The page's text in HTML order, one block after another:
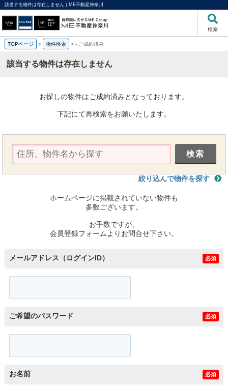
該当する物件は存在しません｜ME不動産神奈川
検索
TOPページ > 物件検索 >- ご成約済み
該当する物件は存在しません
お探しの物件はご成約済みとなっております。
下記にて再検索をお願いたします。
絞り込んで物件を探す
ホームページに掲載されていない物件も
多数ございます。
お手数ですが、
会員登録フォームよりお問合せ下さい。
メールアドレス（ログインID） 必須
ご希望のパスワード 必須
お名前 必須